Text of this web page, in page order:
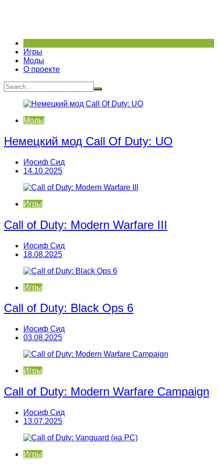
Игры
Моды
О проекте
Моды
Немецкий мод Call Of Duty: UO
Иосиф Сид
14.10.2025
Игры
Call of Duty: Modern Warfare III
Иосиф Сид
18.08.2025
Игры
Call of Duty: Black Ops 6
Иосиф Сид
03.08.2025
Игры
Call of Duty: Modern Warfare Campaign
Иосиф Сид
13.07.2025
Игры